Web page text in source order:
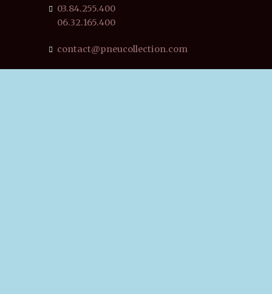
03.84.255.400
06.32.165.400
contact@pneucollection.com